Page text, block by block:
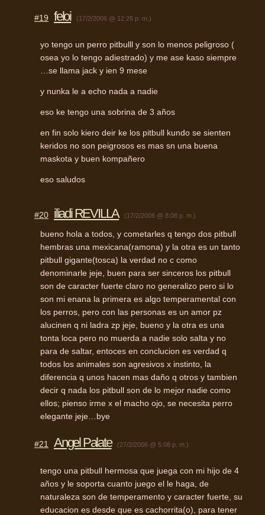
#19 feloi (17/2/2006 @ 12:26 p. m.)
yo tengo un perro pitbulll y son lo menos peligroso (
osea yo lo tengo adiestrado) y me ase kaso siempre
…se llama jack y ien 9 mese
y nunka le a echo nada a nadie
eso ke tengo una sobrina de 3 años
en fin solo kiero deir ke los pitbull kundo se sienten
keridos no son peigrosos es mas sn una buena
maskota y buen kompañero
eso saludos
#20 iliadi REVILLA (17/2/2006 @ 8:08 p. m.)
bueno hola a todos, y cometarles q tengo dos pitbull
hembras una mexicana(ramona) y la otra es un tanto
pitbull gigante(tosca) la verdad no c como
denominarle jeje, buen para ser sinceros los pitbull
son de caracter fuerte claro no generalizo pero si lo
son mi enana la primera es algo temperamental con
los perros, pero con las personas es un amor pz
alucinen q ni ladra zp jeje, bueno y la otra es una
tonta loca pero no muerda a nadie solo salta y no
para de saltar, entoces en conclucion es verdad q
todos los animales son agresivos x instinto, la
diferencia q unos hacen mas daño q otros y tambien
decir q nada los pitbull son de lo mejor nadie como
ellos; pienso irme x el macho ojo, se necesita perro
elegante jeje…bye
#21 Angel Palate (27/2/2006 @ 5:08 p. m.)
tengo una pitbull hermosa que juega con mi hijo de 4
años y le soporta cuanto juego el le haga, de
naturaleza son de temperamento y caracter fuerte, su
educacion es desde que es cachorrita(o), para tener